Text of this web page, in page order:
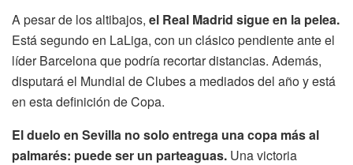
A pesar de los altibajos, el Real Madrid sigue en la pelea.
Está segundo en LaLiga, con un clásico pendiente ante el
líder Barcelona que podría recortar distancias. Además,
disputará el Mundial de Clubes a mediados del año y está
en esta definición de Copa.
El duelo en Sevilla no solo entrega una copa más al
palmarés: puede ser un parteaguas. Una victoria